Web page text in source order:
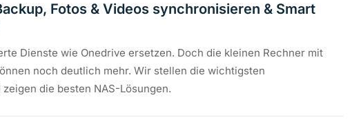
Fotos & Videos synchronisieren & Smart
Dienste wie Onedrive ersetzen. Doch die kleinen Rechner mit
noch deutlich mehr. Wir stellen die wichtigsten
die besten NAS-Lösungen.